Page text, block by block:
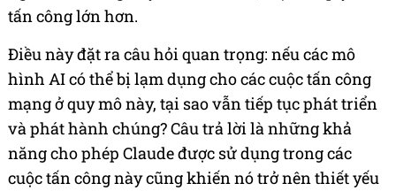
tấn công lớn hơn.
Điều này đặt ra câu hỏi quan trọng: nếu các mô
hình AI có thể bị lạm dụng cho các cuộc tấn công
mạng ở quy mô này, tại sao vẫn tiếp tục phát triển
và phát hành chúng? Câu trả lời là những khả
năng cho phép Claude được sử dụng trong các
cuộc tấn công này cũng khiến nó trở nên thiết yếu